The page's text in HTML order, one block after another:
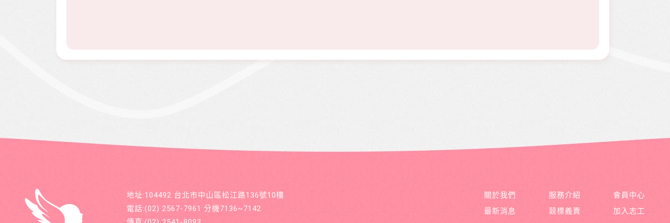
地址:104492 台北市中山區松江路136號10樓
電話:(02) 2567-7961 分機7136~7142
關於我們
最新消息
服務介紹
競標義賣
會員中心
加入志工